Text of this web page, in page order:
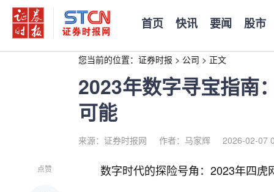
首页 快讯 要闻 股市
您当前的位置： 证券时报 > 公司 > 正文
2023年数字寻宝指南
可能
来源：证券时报网 作者：马家辉 2026-02-07
点赞 数字时代的探险号角：2023年四虎